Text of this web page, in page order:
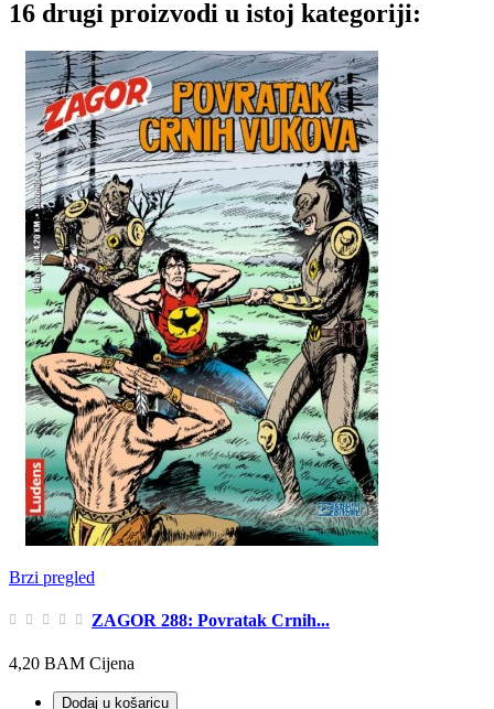
16 drugi proizvodi u istoj kategoriji:
Brzi pregled
ZAGOR 288: Povratak Crnih...
4,20 BAM Cijena
Dodaj u košaricu